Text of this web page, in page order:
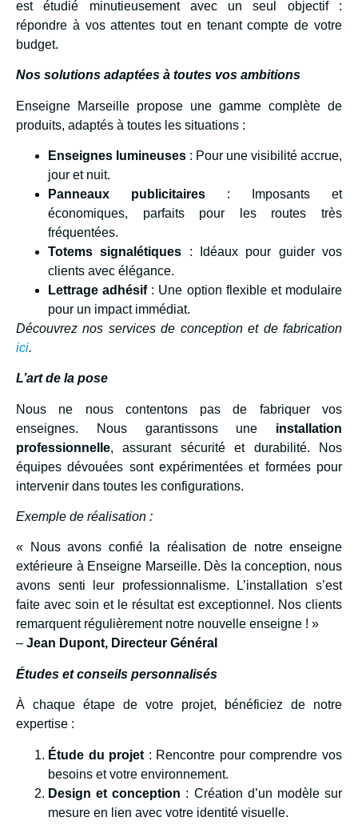
est étudié minutieusement avec un seul objectif :
répondre à vos attentes tout en tenant compte de votre
budget.
Nos solutions adaptées à toutes vos ambitions
Enseigne Marseille propose une gamme complète de
produits, adaptés à toutes les situations :
Enseignes lumineuses : Pour une visibilité accrue,
jour et nuit.
Panneaux publicitaires : Imposants et
économiques, parfaits pour les routes très
fréquentées.
Totems signalétiques : Idéaux pour guider vos
clients avec élégance.
Lettrage adhésif: Une option flexible et modulaire
pour un impact immédiat.
Découvrez nos services de conception et de fabrication
ici.
L’art de la pose
Nous ne nous contentons pas de fabriquer vos
enseignes. Nous garantissons une installation
professionnelle, assurant sécurité et durabilité. Nos
équipes dévouées sont expérimentées et formées pour
intervenir dans toutes les configurations.
Exemple de réalisation :
« Nous avons confié la réalisation de notre enseigne
extérieure à Enseigne Marseille. Dès la conception, nous
avons senti leur professionnalisme. L’installation s’est
faite avec soin et le résultat est exceptionnel. Nos clients
remarquent régulièrement notre nouvelle enseigne ! »
– Jean Dupont, Directeur Général
Études et conseils personnalisés
À chaque étape de votre projet, bénéficiez de notre
expertise :
Étude du projet : Rencontre pour comprendre vos
besoins et votre environnement.
Design et conception : Création d’un modèle sur
mesure en lien avec votre identité visuelle.